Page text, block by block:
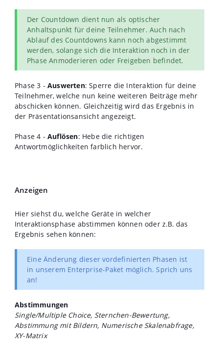
Der Countdown dient nun als optischer
Anhaltspunkt für deine Teilnehmer. Auch nach
Ablauf des Countdowns kann noch abgestimmt
werden, solange sich die Interaktion noch in der
Phase Anmoderieren oder Freigeben befindet.
Phase 3 - Auswerten: Sperre die Interaktion für deine
Teilnehmer, welche nun keine weiteren Beiträge mehr
abschicken können. Gleichzeitig wird das Ergebnis in
der Präsentationsansicht angezeigt.
Phase 4 - Auflösen: Hebe die richtigen
Antwortmöglichkeiten farblich hervor.
Anzeigen
Hier siehst du, welche Geräte in welcher
Interaktionsphase abstimmen können oder z.B. das
Ergebnis sehen können:
Eine Änderung dieser vordefinierten Phasen ist
in unserem Enterprise-Paket möglich. Sprich uns
an!
Abstimmungen
Single/Multiple Choice, Sternchen-Bewertung,
Abstimmung mit Bildern, Numerische Skalenabfrage,
XY-Matrix